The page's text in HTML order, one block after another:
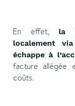
En effet,
la
localement
échappe à
facture allégée
coûts.